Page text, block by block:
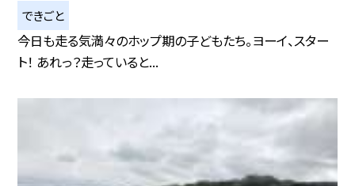
できごと
今日も走る気満々のホップ期の子どもたち。ヨーイ、スター
ト！ あれっ？走っていると...